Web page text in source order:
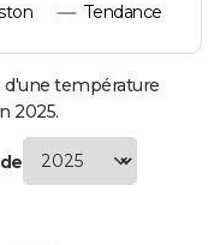
Tendance
d'une température
2025.